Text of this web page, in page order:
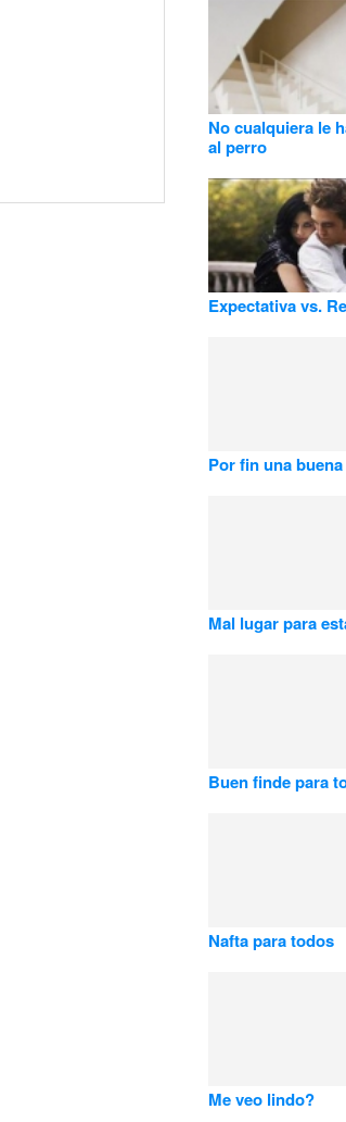
No cualquiera le
al perro
Expectativa vs.
Por fin una
Mal lugar para
Buen finde para
Nafta para todos
Me veo lindo?